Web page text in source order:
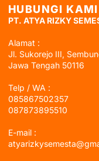
HUBUNGI KAMI
PT. ATYA RIZKY
Alamat :
Jl. Sukorejo III,
Jawa Tengah 50116
Telp / WA :
085867502357
087873895510
E-mail :